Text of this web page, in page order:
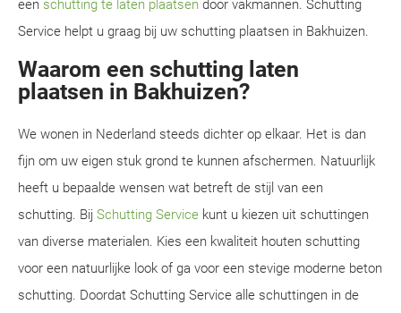
een schutting te laten plaatsen door vakmannen. Schutting
Service helpt u graag bij uw schutting plaatsen in Bakhuizen.
Waarom een schutting laten
plaatsen in Bakhuizen?
We wonen in Nederland steeds dichter op elkaar. Het is dan
fijn om uw eigen stuk grond te kunnen afschermen. Natuurlijk
heeft u bepaalde wensen wat betreft de stijl van een
schutting. Bij Schutting Service kunt u kiezen uit schuttingen
van diverse materialen. Kies een kwaliteit houten schutting
voor een natuurlijke look of ga voor een stevige moderne beton
schutting. Doordat Schutting Service alle schuttingen in de